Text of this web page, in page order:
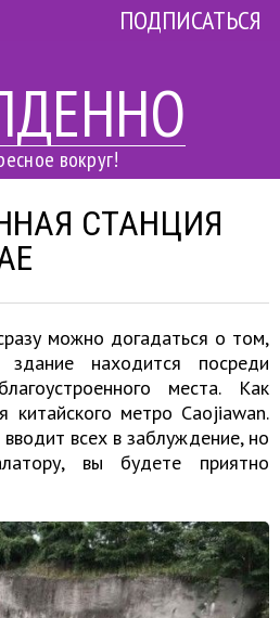
вокруг!
ПОДПИСАТЬСЯ
СТАНЦИЯ
можно догадаться о том,
находится посреди
места. Как
китайского метро Caojiawan.
всех в заблуждение, но
вы будете приятно